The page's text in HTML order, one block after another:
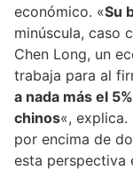
económico. «Su
minúscula, caso
Chen Long, un
trabaja para al
a nada más el
chinos«,
por encima de
esta perspectiva